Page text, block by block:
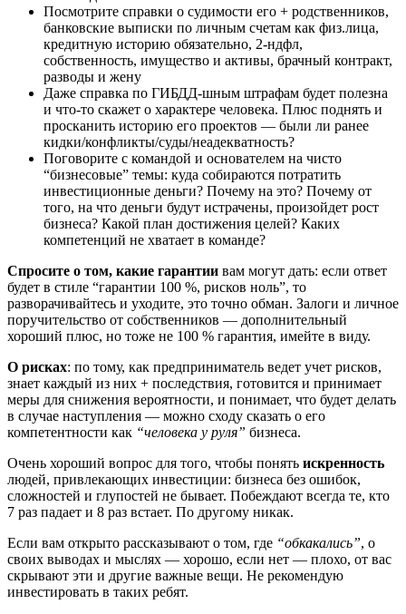
Посмотрите cправки о судимости его + родственников,
банковские выписки по личным счетам как физ.лица,
кредитную историю обязательно, 2-ндфл,
собственность, имущество и активы, брачный контракт,
разводы и жену
Даже справка по ГИБДД-шным штрафам будет полезна
и что-то скажет о характере человека. Плюс поднять и
просканить историю его проектов — были ли ранее
кидки/конфликты/суды/неадекватность?
Поговорите с командой и основателем на чисто
“бизнесовые” темы: куда собираются потратить
инвестиционные деньги? Почему на это? Почему от
того, на что деньги будут истрачены, произойдет рост
бизнеса? Какой план достижения целей? Каких
компетенций не хватает в команде?
Спросите о том, какие гарантии вам могут дать: если ответ
будет в стиле “гарантии 100 %, рисков ноль”, то
разворачивайтесь и уходите, это точно обман. Залоги и личное
поручительство от собственников — дополнительный
хороший плюс, но тоже не 100 % гарантия, имейте в виду.
О рисках: по тому, как предприниматель ведет учет рисков,
знает каждый из них + последствия, готовится и принимает
меры для снижения вероятности, и понимает, что будет делать
в случае наступления — можно сходу сказать о его
компетентности как “человека у руля” бизнеса.
Очень хороший вопрос для того, чтобы понять искренность
людей, привлекающих инвестиции: бизнеса без ошибок,
сложностей и глупостей не бывает. Побеждают всегда те, кто
7 раз падает и 8 раз встает. По другому никак.
Если вам открыто рассказывают о том, где “обкакались”, о
своих выводах и мыслях — хорошо, если нет — плохо, от вас
скрывают эти и другие важные вещи. Не рекомендую
инвестировать в таких ребят.